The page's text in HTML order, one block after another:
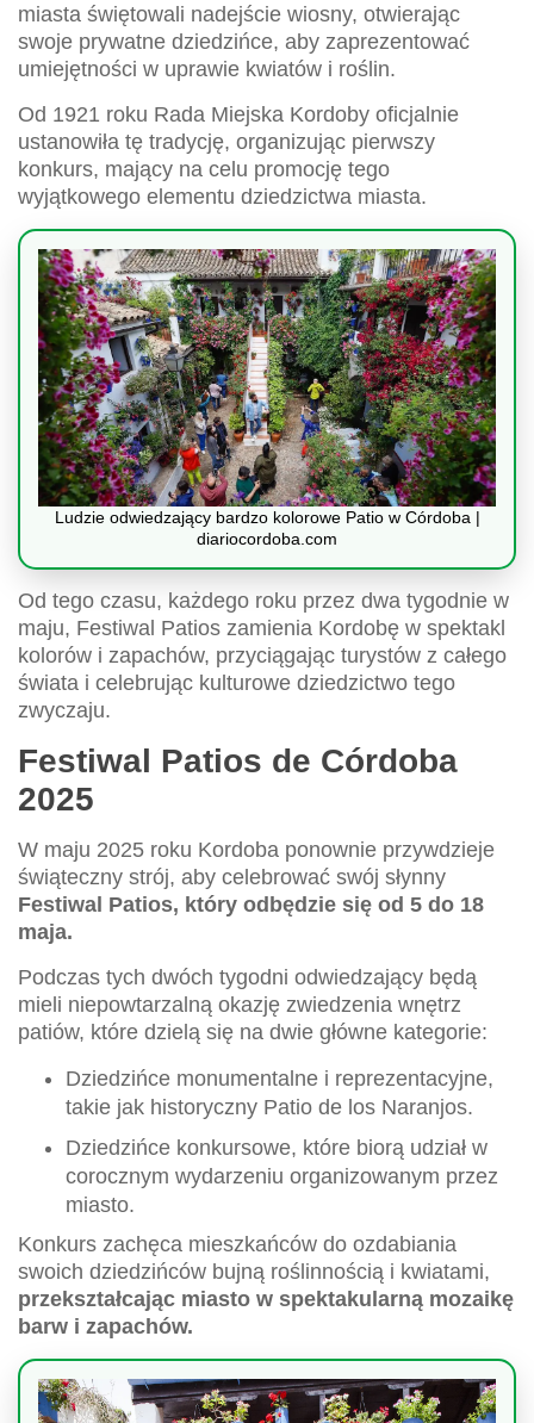
miasta świętowali nadejście wiosny, otwierając
swoje prywatne dziedzińce, aby zaprezentować
umiejętności w uprawie kwiatów i roślin.
Od 1921 roku Rada Miejska Kordoby oficjalnie
ustanowiła tę tradycję, organizując pierwszy
konkurs, mający na celu promocję tego
wyjątkowego elementu dziedzictwa miasta.
Ludzie odwiedzający bardzo kolorowe Patio w Córdoba |
diariocordoba.com
Od tego czasu, każdego roku przez dwa tygodnie w
maju, Festiwal Patios zamienia Kordobę w spektakl
kolorów i zapachów, przyciągając turystów z całego
świata i celebrując kulturowe dziedzictwo tego
zwyczaju.
Festiwal Patios de Córdoba
2025
W maju 2025 roku Kordoba ponownie przywdzieje
świąteczny strój, aby celebrować swój słynny
Festiwal Patios, który odbędzie się od 5 do 18
maja.
Podczas tych dwóch tygodni odwiedzający będą
mieli niepowtarzalną okazję zwiedzenia wnętrz
patiów, które dzielą się na dwie główne kategorie:
Dziedzińce monumentalne i reprezentacyjne,
takie jak historyczny Patio de los Naranjos.
Dziedzińce konkursowe, które biorą udział w
corocznym wydarzeniu organizowanym przez
miasto.
Konkurs zachęca mieszkańców do ozdabiania
swoich dziedzińców bujną roślinnością i kwiatami,
przekształcając miasto w spektakularną mozaikę
barw i zapachów.